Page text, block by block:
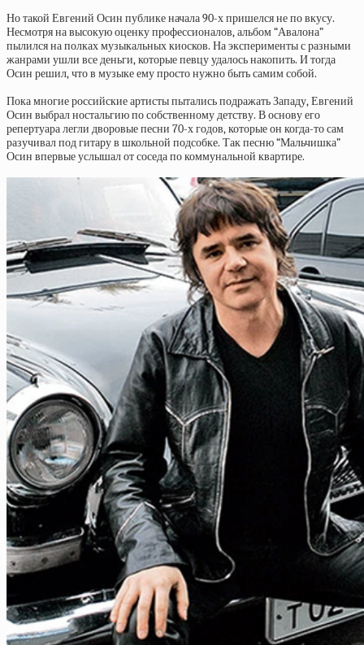
Но такой Евгений Осин публике начала 90-х пришелся не по вкусу.
Несмотря на высокую оценку профессионалов, альбом “Авалона”
пылился на полках музыкальных киосков. На эксперименты с разными
жанрами ушли все деньги, которые певцу удалось накопить. И тогда
Осин решил, что в музыке ему просто нужно быть самим собой.
Пока многие российские артисты пытались подражать Западу, Евгений
Осин выбрал ностальгию по собственному детству. В основу его
репертуара легли дворовые песни 70-х годов, которые он когда-то сам
разучивал под гитару в школьной подсобке. Так песню “Мальчишка”
Осин впервые услышал от соседа по коммунальной квартире.